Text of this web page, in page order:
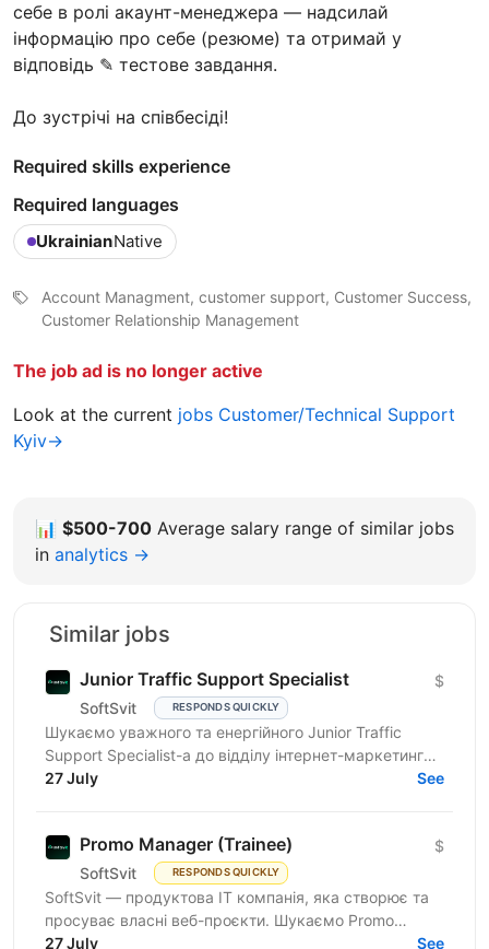
себе в ролі акаунт-менеджера — надсилай
інформацію про себе (резюме) та отримай у
відповідь ✎ тестове завдання.
До зустрічі на співбесіді!
Required skills experience
Required languages
UkrainianNative
Account Managment, customer support, Customer Success,
Customer Relationship Management
The job ad is no longer active
Look at the current jobs Customer/Technical Support
Kyiv→
📊 $500-700 Average salary range of similar jobs
in analytics →
Similar jobs
Junior Traffic Support Specialist
SoftSvit RESPONDS QUICKLY
$
Шукаємо уважного та енергійного Junior Traffic
Support Specialist-а до відділу інтернет-маркетингу
продуктової ІТ-компанії. Якщо Ви прагнете
27 July See
Promo Manager (Trainee)
SoftSvit RESPONDS QUICKLY
$
SoftSvit — продуктова IT компанія, яка створює та
просуває власні веб-проєкти. Шукаємо Promo
Manager (Trainee): якщо ти на старті кар'єри й хочеш
27 July See